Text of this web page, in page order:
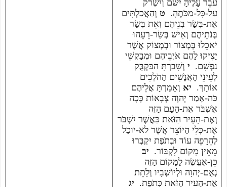
עֹבֵר עָלֶיהָ יִשֹּׁם וְיִשְׁרֹק
עַל-כָּל-מַכֹּתֶהָ. טוְהַאֲכַלְתִּים
אֶת-בְּשַׂר בְּנֵיהֶם וְאֵת בְּשַׂר
בְּנֹתֵיהֶם וְאִישׁ בְּשַׂר-רֵעֵהוּ
יֹאכֵלוּ בְּמָצוֹר וּבְמָצוֹק אֲשֶׁר
יָצִיקוּ לָהֶם אֹיְבֵיהֶם וּמְבַקְשֵׁי
נַפְשָׁם. יוְשָׁבַרְתָּ הַבַּקְבֻּק
לְעֵינֵי הָאֲנָשִׁים הַהֹלְכִים
אוֹתָךְ. יאוְאָמַרְתָּ אֲלֵיהֶם
כֹּה-אָמַר יְהוָה צְבָאוֹת כָּכָה
אֶשְׁבֹּר אֶת-הָעָם הַזֶּה
וְאֶת-הָעִיר הַזֹּאת כַּאֲשֶׁר יִשְׁבֹּר
אֶת-כְּלִי הַיּוֹצֵר אֲשֶׁר לֹא-יוּכַל
לְהֵרָפֵה עוֹד וּבְתֹפֶת יִקְבְּרוּ
מֵאֵין מָקוֹם לִקְבּוֹר. יב
כֵּן-אֶעֱשֶׂה לַמָּקוֹם הַזֶּה
נְאֻם-יְהוָה וּלְיוֹשְׁבָיו וְלָתֵת
אֶת-הָעִיר הַזֹּאת כְּתֹפֶת. יג